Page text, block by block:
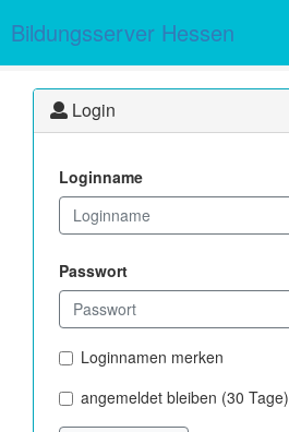
Bildungsserver Hessen
Login
Loginname
Passwort
Loginnamen merken
angemeldet bleiben (30 Tage)